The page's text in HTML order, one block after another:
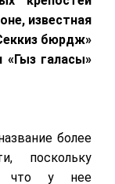
известная
бюрдж»
«Гыз галасы»
более
поскольку
что у нее